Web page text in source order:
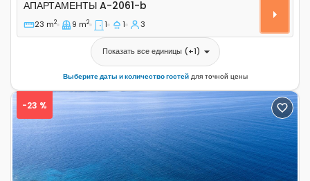
АПАРТАМЕНТЫ A-2061-b
23 m2 9 m2 1 1 3
Показать все единицы(+1)
Выберите даты и количество гостейдля точной цены
-23 %